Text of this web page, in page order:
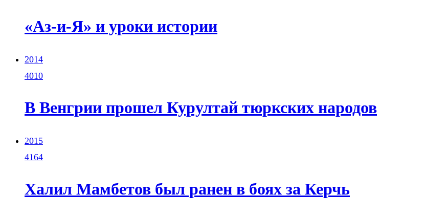
«Аз-и-Я» и уроки истории
2014
4010
В Венгрии прошел Курултай тюркских народов
2015
4164
Халил Мамбетов был ранен в боях за Керчь